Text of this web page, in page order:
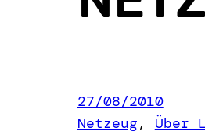
27/08/2010
Netzeug, Über